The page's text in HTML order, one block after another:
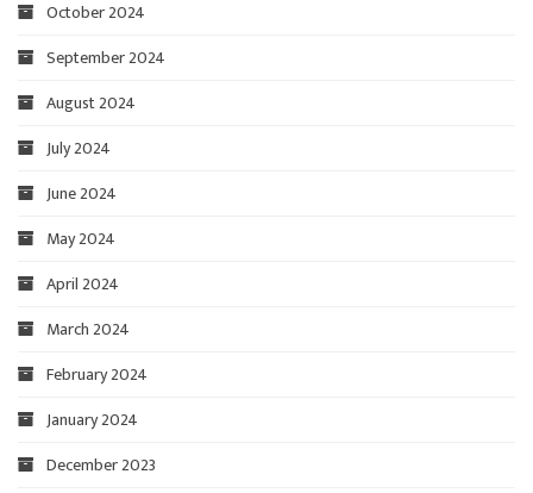
October 2024
September 2024
August 2024
July 2024
June 2024
May 2024
April 2024
March 2024
February 2024
January 2024
December 2023